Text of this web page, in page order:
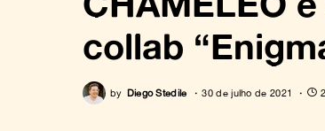
collab
by Diego Stedile 30 de julho de 2021